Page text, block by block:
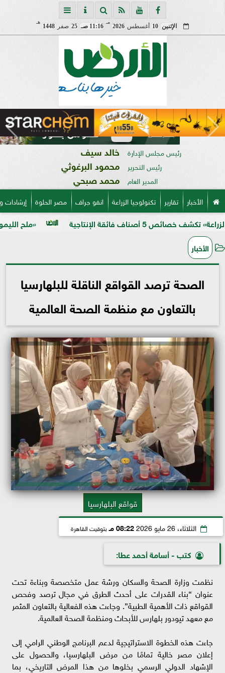
الإثنين 10 أغسطس 2026
مـ
11:16 صـ 25 صفر 1448
هـ
رئيس مجلس الإدارة خالد سيف
رئيس التحرير محمود البرغوثي
المدير العام محمد صبحي
الأخبار تقارير تكنولوجيا الزراعة انفو جراف مصر الحلوة
«ملح الليمون».. خبير الإنتاجية
الأخبار
الصحة ترصد القواقع الناقلة للبلهارسيا
بالتعاون مع منظمة الصحة العالمية
قواقع البلهارسيا
الثلاثاء، 26 مايو 2026 08:22 مـ بتوقيت القاهرة
كتب - أسامة أحمد عطا:
نظمت وزارة الصحة والسكان ورشة عمل متخصصة وبناءة تحت
عنوان “بناء القدرات على أحدث الطرق في مجال ترصد وفحص
القواقع ذات الأهمية الطبية”. وجاءت هذه الفعالية بالتعاون المثمر
مع معهد تيودور بلهارس للأبحاث ومنظمة الصحة العالمية.
​جاءت هذه الخطوة الاستراتيجية لدعم البرنامج الوطني الرامي إلى
إعلان مصر خالية تمامًا من مرض البلهارسيا، والحصول على
الإشهاد الدولي الرسمي بخلوها من هذا المرض التاريخي، بما